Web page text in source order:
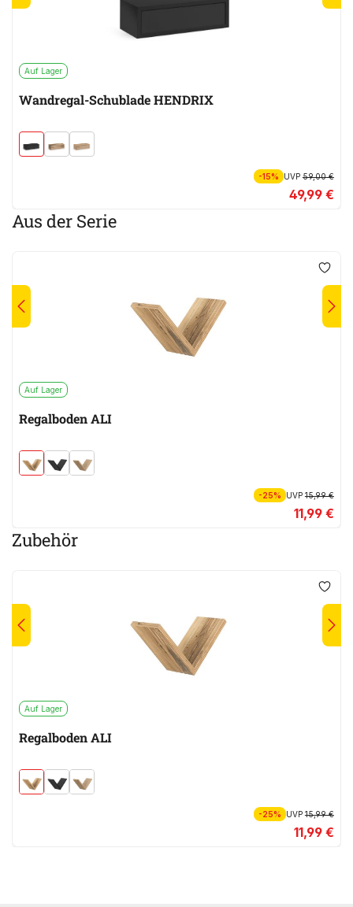
Auf Lager
Wandregal-Schublade HENDRIX
-15% UVP59,00 €
49,99 €
Aus der Serie
Auf Lager
Regalboden ALI
-25% UVP15,99 €
11,99 €
Zubehör
Auf Lager
Regalboden ALI
-25% UVP15,99 €
11,99 €